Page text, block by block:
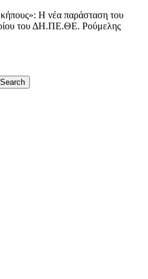
κήπους»: Η νέα παράσταση του
του ΔΗ.ΠΕ.ΘΕ. Ρούμελης